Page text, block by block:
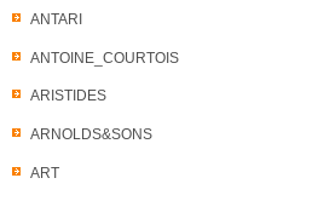
ANTARI
ANTOINE_COURTOIS
ARISTIDES
ARNOLDS&SONS
ART